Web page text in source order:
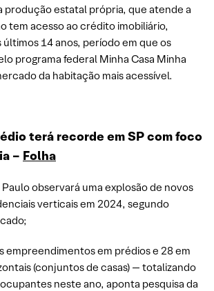
produção estatal própria, que atende a
tem acesso ao crédito imobiliário,
14 anos, período em que os
programa federal Minha Casa Minha
da habitação mais acessível.
terá recorde em SP com foco
– Folha
observará uma explosão de novos
verticais em 2024, segundo
empreendimentos em prédios e 28 em
(conjuntos de casas) — totalizando
neste ano, aponta pesquisa da